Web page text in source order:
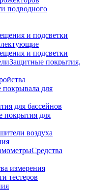
подводного
и подсветки
и подсветки
Защитные покрытия,
покрывала для
для бассейнов
покрытия для
воздуха
Средства
измерения
тестеров